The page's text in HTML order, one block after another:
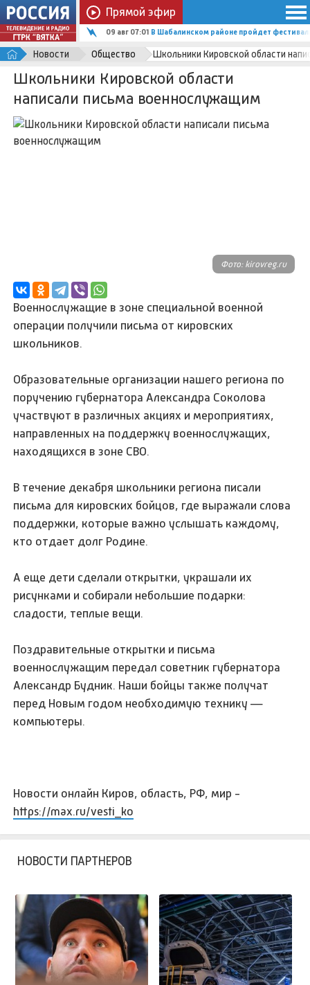
Прямой эфир
09 авг 07:01 В Шабалинском районе пройдет
Новости Общество Школьники Кировской области
Школьники Кировской области
написали письма военнослужащим
Фото: kirovreg.ru
Военнослужащие в зоне специальной военной
операции получили письма от кировских
школьников.
Образовательные организации нашего региона по
поручению губернатора Александра Соколова
участвуют в различных акциях и мероприятиях,
направленных на поддержку военнослужащих,
находящихся в зоне СВО.
В течение декабря школьники региона писали
письма для кировских бойцов, где выражали слова
поддержки, которые важно услышать каждому,
кто отдает долг Родине.
А еще дети сделали открытки, украшали их
рисунками и собирали небольшие подарки:
сладости, теплые вещи.
Поздравительные открытки и письма
военнослужащим передал советник губернатора
Александр Будник. Наши бойцы также получат
перед Новым годом необходимую технику —
компьютеры.
Новости онлайн Киров, область, РФ, мир -
https://max.ru/vesti_ko
НОВОСТИ ПАРТНЕРОВ